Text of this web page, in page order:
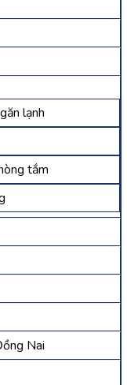
lạnh
tắm
Nai